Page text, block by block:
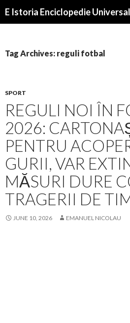
E Istoria Enciclopedie
Tag Archives: reguli fotbal
SPORT
REGULI NOI ÎN
2026:
PENTRU
GURII, VAR
MĂSURI DURE
TRAGERII DE
JUNE 10, 2026 EMANUEL NICOLAU